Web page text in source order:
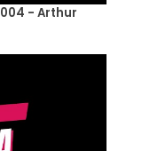
- Arthur